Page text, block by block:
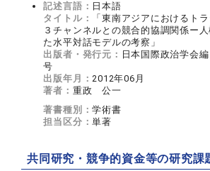
記述言語： 日本語
タイトル：
「東南アジアにおけるト
３チャンネルとの競合的協調関係ー
た水平対話モデルの考察」
出版者・発行元： 日本国際政治学会
号
出版年月：2012年06月
著者： 重政 公一
著書種別：学術書
担当区分：単著
共同研究・競争的資金等の研究課